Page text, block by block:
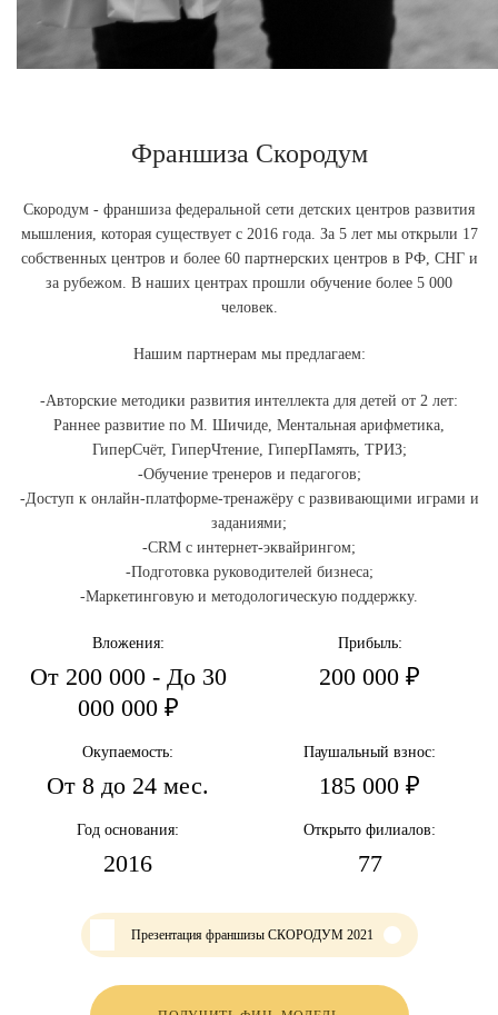
Франшиза Скородум
Скородум - франшиза федеральной сети детских центров развития
мышления, которая существует с 2016 года. За 5 лет мы открыли 17
собственных центров и более 60 партнерских центров в РФ, СНГ и
за рубежом. В наших центрах прошли обучение более 5 000
человек.
Нашим партнерам мы предлагаем:
-Авторские методики развития интеллекта для детей от 2 лет:
Раннее развитие по М. Шичиде, Ментальная арифметика,
ГиперСчёт, ГиперЧтение, ГиперПамять, ТРИЗ;
-Обучение тренеров и педагогов;
-Доступ к онлайн-платформе-тренажёру с развивающими играми и
заданиями;
-CRM с интернет-эквайрингом;
-Подготовка руководителей бизнеса;
-Маркетинговую и методологическую поддержку.
Вложения:
От 200 000 - До 30
000 000 ₽
Прибыль:
200 000 ₽
Окупаемость:
От 8 до 24 мес.
Паушальный взнос:
185 000 ₽
Год основания:
2016
Открыто филиалов:
77
Презентация франшизы СКОРОДУМ 2021